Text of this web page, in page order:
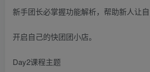
新手团长必掌握功能解析，帮助新人让自
开启自己的快团团小店。
Day2课程主题